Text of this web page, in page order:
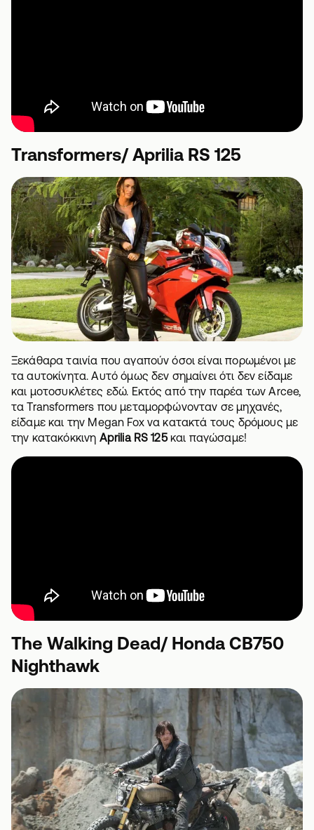
Transformers/ Aprilia RS 125
Ξεκάθαρα ταινία που αγαπούν όσοι είναι πορωμένοι με
τα αυτοκίνητα. Αυτό όμως δεν σημαίνει ότι δεν είδαμε
και μοτοσυκλέτες εδώ. Εκτός από την παρέα των Arcee,
τα Transformers που μεταμορφώνονταν σε μηχανές,
είδαμε και την Megan Fox να κατακτά τους δρόμους με
την κατακόκκινη Aprilia RS 125και παγώσαμε!
The Walking Dead/ Honda CB750
Nighthawk